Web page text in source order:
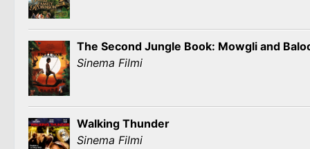
The Second Jungle Book: Mowgli and
Sinema Filmi
Walking Thunder
Sinema Filmi